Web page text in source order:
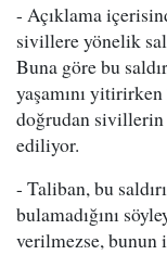
- Açıklama
sivillere yönelik
Buna göre bu
yaşamını
doğrudan
ediliyor.
- Taliban, bu
bulamadığını
verilmezse, bunun